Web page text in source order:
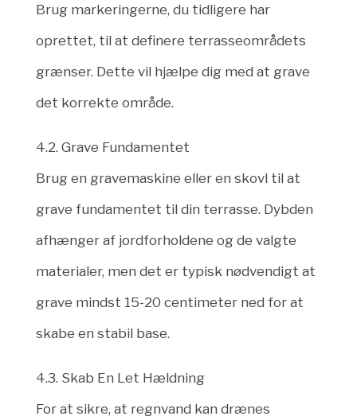
Brug markeringerne, du tidligere har
oprettet, til at definere terrasseområdets
grænser. Dette vil hjælpe dig med at grave
det korrekte område.
4.2. Grave Fundamentet
Brug en gravemaskine eller en skovl til at
grave fundamentet til din terrasse. Dybden
afhænger af jordforholdene og de valgte
materialer, men det er typisk nødvendigt at
grave mindst 15-20 centimeter ned for at
skabe en stabil base.
4.3. Skab En Let Hældning
For at sikre, at regnvand kan drænes